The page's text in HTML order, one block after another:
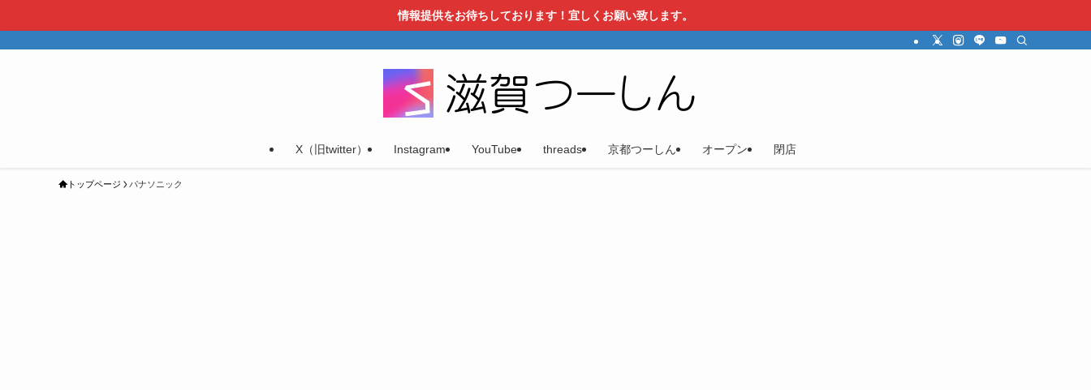
情報提供をお待ちしております！宜しくお願い致します。
X（旧twitter） Instagram YouTube threads 京都つーしん オープン 閉店
トップページ パナソニック